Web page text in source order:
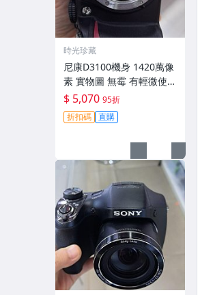
時光珍藏
尼康D3100機身 1420萬像
素 實物圖 無霉 有輕微使用
痕跡 機身原裝 無拆修無翻
新 臨-343
$ 5,070 95折
折扣碼 直購